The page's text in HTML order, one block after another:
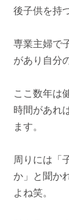
後子供を持
専業主婦で
があり自分
ここ数年は
時間があれ
ます。
周りには「
か」と聞か
よね笑。